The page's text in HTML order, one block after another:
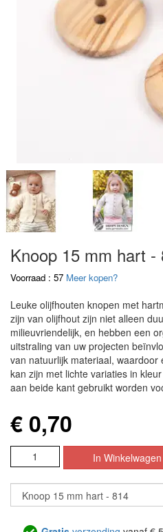
Knoop 15 mm hart -
Voorraad : 57 Meer kopen?
Leuke olijfhouten knopen met
zijn van olijfhout zijn niet alleen
milieuvriendelijk, en hebben een
uitstraling van uw projecten
van natuurlijk materiaal,
kan zijn met lichte variaties in
aan beide kant gebruikt worden
€ 0,70